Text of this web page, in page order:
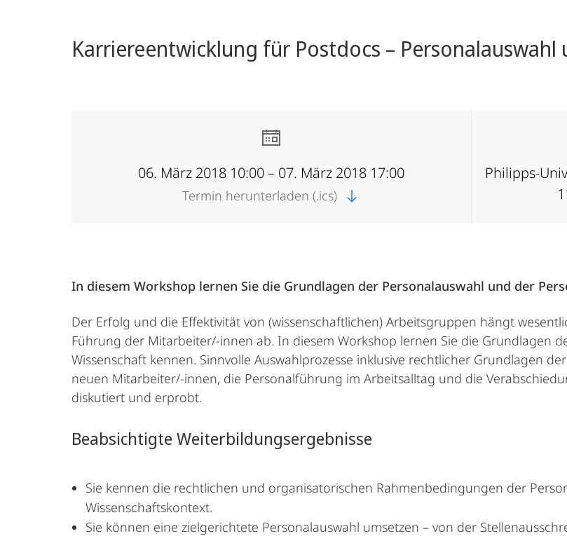
Academy
Karriereentwicklung für Postdocs –
06. März 2018 10:00 – 07. März 2018 17:00
Termin herunterladen (.ics)
Philipps-
In diesem Workshop lernen Sie die Grundlagen der Personalauswahl und der
Der Erfolg und die Effektivität von (wissenschaftlichen) Arbeitsgruppen hängt
Führung der Mitarbeiter/-innen ab. In diesem Workshop lernen Sie die Grundlagen
Wissenschaft kennen. Sinnvolle Auswahlprozesse inklusive rechtlicher Grundlagen
neuen Mitarbeiter/-innen, die Personalführung im Arbeitsalltag und die
diskutiert und erprobt.
Beabsichtigte Weiterbildungsergebnisse
Sie kennen die rechtlichen und organisatorischen Rahmenbedingungen der
Wissenschaftskontext.
Sie können eine zielgerichtete Personalauswahl umsetzen – von der